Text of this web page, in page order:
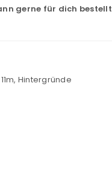
gerne für dich bestellt
, Hintergründe